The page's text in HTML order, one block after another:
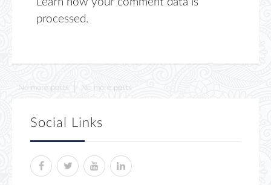
Learn how your comment data is
processed.
No more posts No more posts
Social Links